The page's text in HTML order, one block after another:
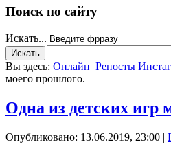
Поиск по сайту
Искать...
Вы здесь: Онлайн Репосты
моего прошлого.
Одна из детских игр
Опубликовано: 13.06.2019, 23:00 |